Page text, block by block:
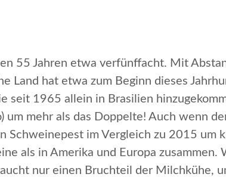
55 Jahren etwa verfünffacht. Mit
Land hat etwa zum Beginn dieses
seit 1965 allein in Brasilien
mehr als das Doppelte! Auch wenn
Schweinepest im Vergleich zu 2015 um
als in Amerika und Europa zusammen.
nur einen Bruchteil der Milchkühe,